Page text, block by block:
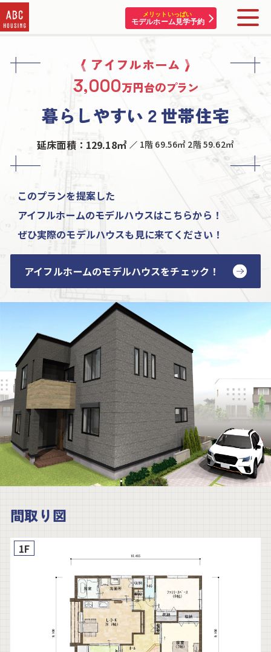
メリットいっぱい
モデルホーム見学予約
住宅展示場・他施設一覧
イベント&プレゼント
モデルハウスを探す
はじめての方へ
アカウント登録
アイフルホーム
3,000万円台のプラン
暮らしやすい２世帯住宅
延床面積：129.18㎡ 1階 69.56㎡ 2階 59.62㎡
このプランを提案した
アイフルホームのモデルハウスはこちらから！
ぜひ実際のモデルハウスも見に来てください！
アイフルホームのモデルハウスをチェック！
間取り図
1F